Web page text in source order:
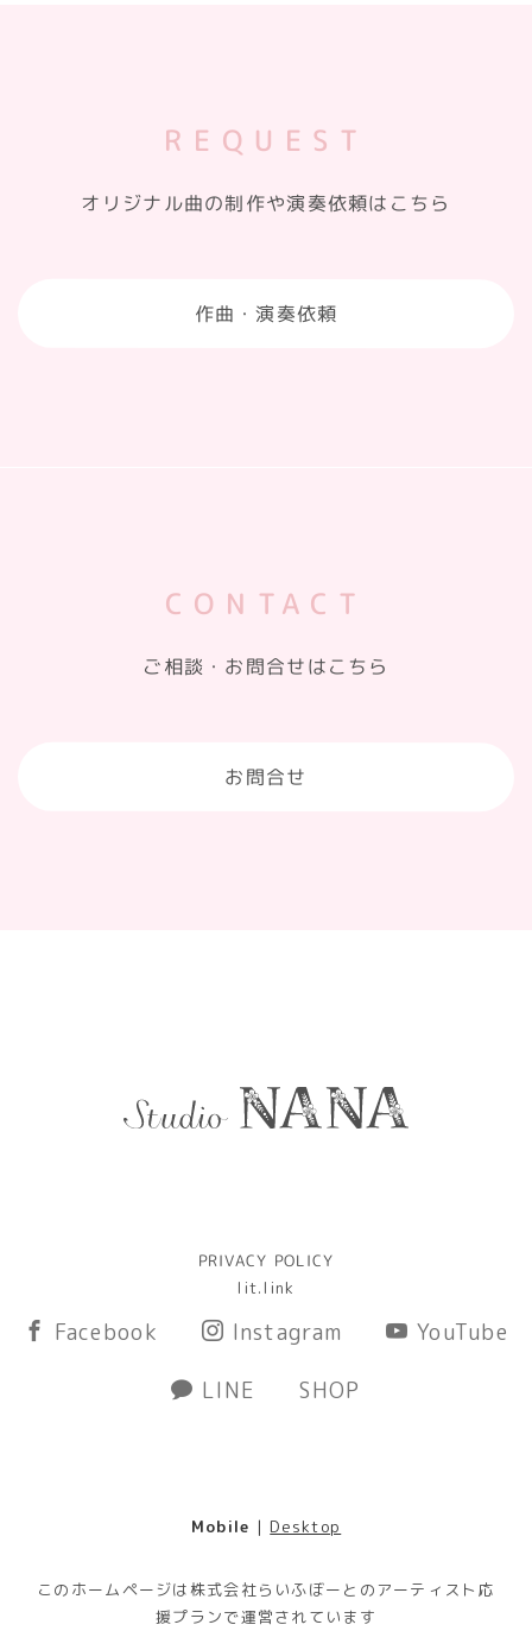
REQUEST
オリジナル曲の制作や演奏依頼はこちら
作曲・演奏依頼
CONTACT
ご相談・お問合せはこちら
お問合せ
PRIVACY POLICY
lit.link
Facebook Instagram
YouTube
LINE
SHOP
Mobile | Desktop
このホームページは株式会社らいふぼーとのアーティスト応
援プランで運営されています